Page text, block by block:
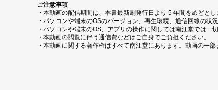
ご注意事項
・本動画の配信期間は、本書最新刷発行日より 5 年間をめどと
・パソコンや端末のOSのバージョン、再生環境、通信回線の状
・パソコンや端末のOS、アプリの操作に関しては南江堂では一
・本動画の閲覧に伴う通信費などはご自身でご負担ください。
・本動画に関する著作権はすべて南江堂にあります。動画の一